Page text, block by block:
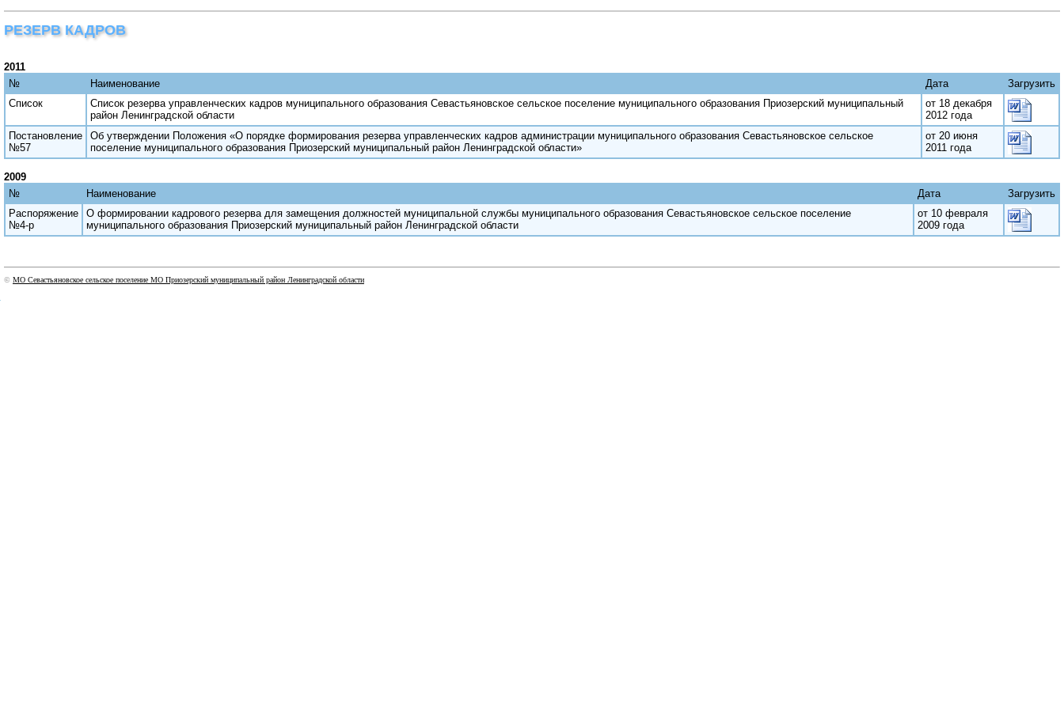
РЕЗЕРВ КАДРОВ
2011
№
Наименование Дата
Загрузить
Список
Список резерва управленческих кадров муниципального образования Севастьяновское сельское поселение муниципального образования Приозерский муниципальный
район Ленинградской области
от 18 декабря
2012 года
Постановление
№57
Об утверждении Положения «О порядке формирования резерва управленческих кадров администрации муниципального образования Севастьяновское сельское
поселение муниципального образования Приозерский муниципальный район Ленинградской области»
от 20 июня
2011 года
2009
№
Наименование Дата
Загрузить
Распоряжение
№4-р
О формировании кадрового резерва для замещения должностей муниципальной службы муниципального образования Севастьяновское сельское поселение
муниципального образования Приозерский муниципальный район Ленинградской области
от 10 февраля
2009 года
© МО Севастьяновское сельское поселение МО Приозерский муниципальный район Ленинградской области